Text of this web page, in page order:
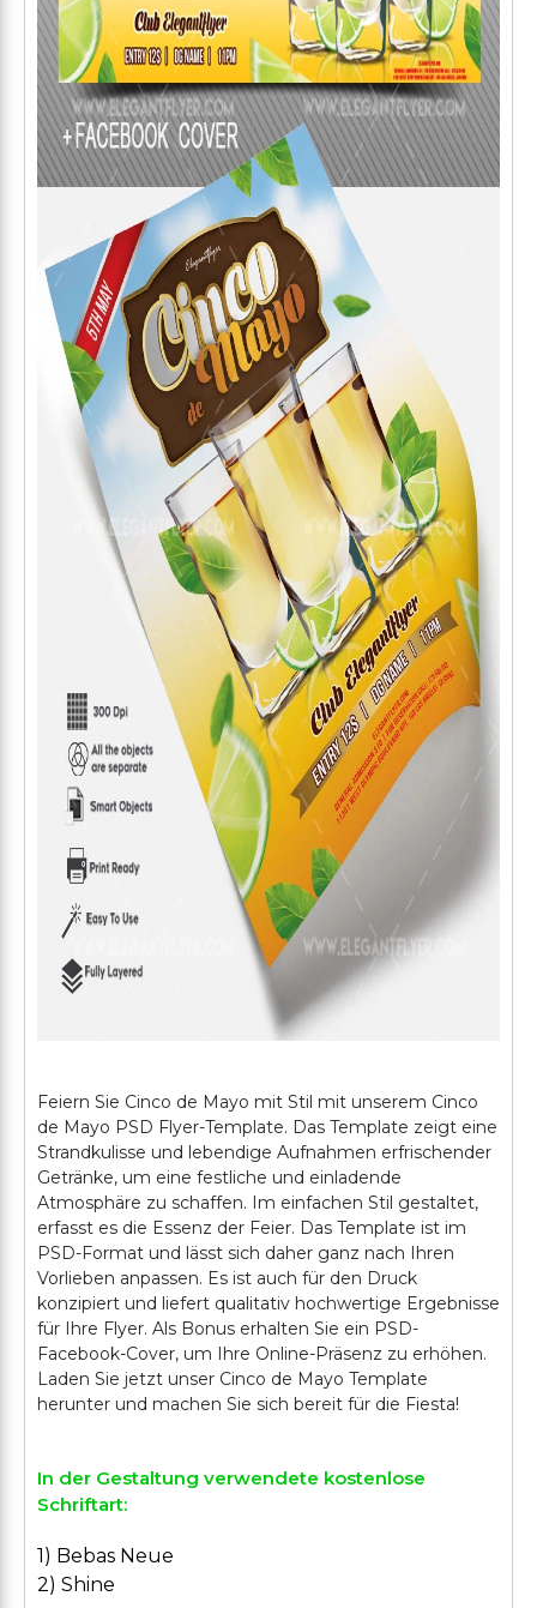
Feiern Sie Cinco de Mayo mit Stil mit unserem Cinco
de Mayo PSD Flyer-Template. Das Template zeigt eine
Strandkulisse und lebendige Aufnahmen erfrischender
Getränke, um eine festliche und einladende
Atmosphäre zu schaffen. Im einfachen Stil gestaltet,
erfasst es die Essenz der Feier. Das Template ist im
PSD-Format und lässt sich daher ganz nach Ihren
Vorlieben anpassen. Es ist auch für den Druck
konzipiert und liefert qualitativ hochwertige Ergebnisse
für Ihre Flyer. Als Bonus erhalten Sie ein PSD-
Facebook-Cover, um Ihre Online-Präsenz zu erhöhen.
Laden Sie jetzt unser Cinco de Mayo Template
In der Gestaltung verwendete kostenlose
Schriftart:
1) Bebas Neue
2) Shine